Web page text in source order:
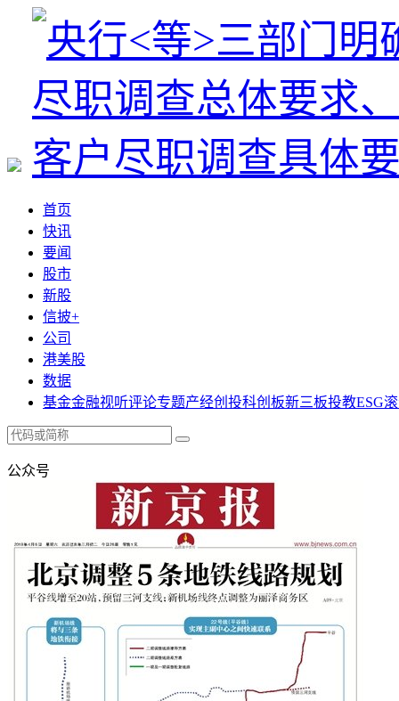
首页
快讯
要闻
股市
新股
信披+
公司
港美股
数据
基金金融视听评论专题产经创投科创板新三板投教ESG
公众号